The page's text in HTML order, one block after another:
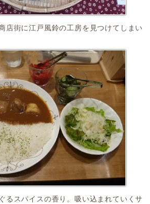
店街に江戸風鈴の工房を見つけてしまい
るスパイスの香り。吸い込まれていくサ